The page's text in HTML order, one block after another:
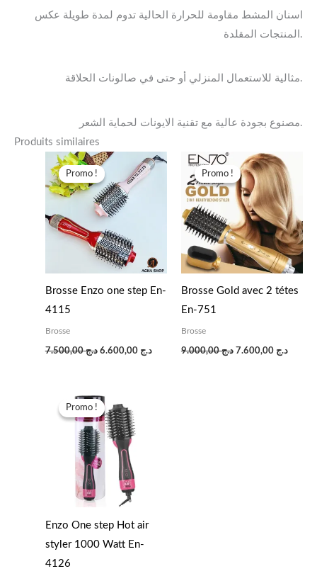
المنتجات المقلدة.
مثالية للاستعمال المنزلي أو حتى في صالونات الحلاقة.
مصنوع بجودة عالية مع تقنية الايونات لحماية الشعر.
Produits similaires
Promo !
Promo !
Brosse Enzo one step En-
4115
Brosse
د.ج7.500,00
Le
prix
initial
était :
د.ج 6.600,00
Le
prix
د.ج 6.600,00.
Promo !
Promo !
Brosse Gold avec 2 tétes
En-751
Brosse
د.ج9.000,00
prix
initial
était :
د.ج 9.000,00.
د.ج 7.600,00
prix
actuel
est :
Promo !
Promo !
Enzo One step Hot air
styler 1000 Watt En-
4126
prix
initial
était :